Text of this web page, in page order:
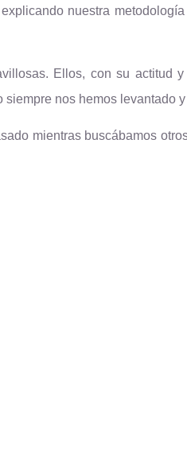
nuestra
Ellos, con su actitud
nos hemos levantado
mientras buscábamos